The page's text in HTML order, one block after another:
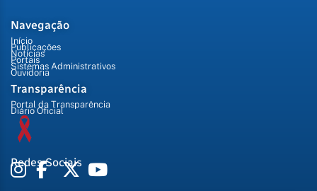
Navegação
Início
Publicações
Notícias
Portais
Sistemas Administrativos
Ouvidoria
Transparência
Portal da Transparência
Diário Oficial
Redes Sociais